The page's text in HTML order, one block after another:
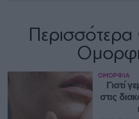
ΟΜΟΡΦΙΑ
Γιατί
στις